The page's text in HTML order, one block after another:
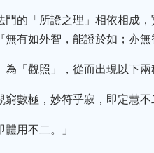
的「所證之理」相依相成
有如外智，能證於如；亦無
「觀照」，從而出現以下兩
數極，妙符乎寂，即定慧不
用不二。」